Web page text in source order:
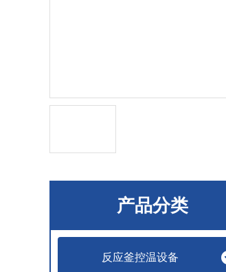
产品分类
反应釜控温设备